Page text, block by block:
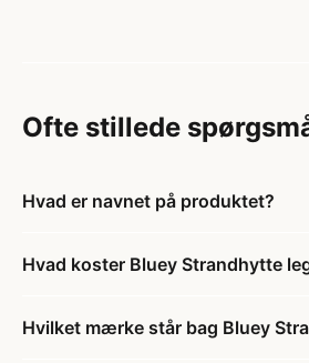
Ofte stillede
Hvad er navnet på produktet?
Hvad koster Bluey Strandhytte
Hvilket mærke står bag Bluey